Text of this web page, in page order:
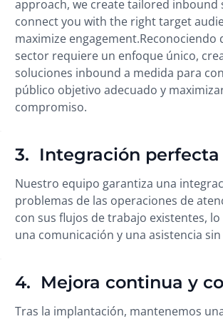
approach, we create tailored inbound
connect you with the right target
maximize engagement.Reconociendo
sector requiere un enfoque único,
soluciones inbound a medida para
público objetivo adecuado y
compromiso.
3. Integración perfecta
Nuestro equipo garantiza una
problemas de las operaciones de
con sus flujos de trabajo existentes,
una comunicación y una asistencia
4. Mejora continua y
Tras la implantación, mantenemos